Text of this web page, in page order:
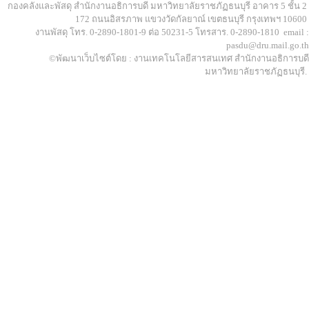
กองคลังและพัสดุ สำนักงานอธิการบดี มหาวิทยาลัยราชภัฏธนบุรี อาคาร 5 ชั้น 2
172 ถนนอิสรภาพ แขวงวัดกัลยาณ์ เขตธนบุรี กรุงเทพฯ 10600
งานพัสดุ โทร. 0-2890-1801-9 ต่อ 50231-5 โทรสาร. 0-2890-1810 email :
pasdu@dru.mail.go.th
©พัฒนาเว็บไซต์โดย : งานเทคโนโลยีสารสนเทศ สำนักงานอธิการบดี
มหาวิทยาลัยราชภัฏธนบุรี.